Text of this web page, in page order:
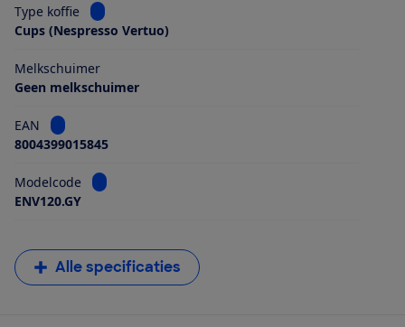
Type koffie
Bekijk informatie voor Type koffie
Cups (Nespresso Vertuo)
Melkschuimer
Geen melkschuimer
EAN
Bekijk informatie voor EAN
8004399015845
Modelcode
Bekijk informatie voor Modelcode
ENV120.GY
Alle specificaties